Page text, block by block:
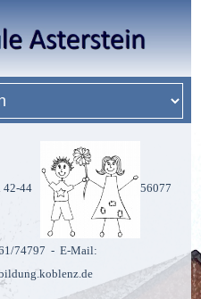
42-44 56077
74797 - E-Mail: